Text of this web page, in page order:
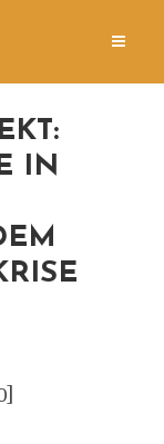
IN
]